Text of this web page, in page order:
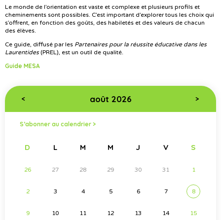
Le monde de l’orientation est vaste et complexe et plusieurs profils et
cheminements sont possibles. C’est important d’explorer tous les choix qui
s’offrent, en fonction des goûts, des habiletés et des valeurs de chacun
des élèves.
Ce guide, diffusé par les Partenaires pour la réussite éducative dans les
Laurentides(PREL), est un outil de qualité.
Guide MESA
< août 2026 >
S’abonner au calendrier >
D L M M J V S
26 27 28 29 30 31 1
2 3 4 5 6 7 8
9 10 11 12 13 14 15